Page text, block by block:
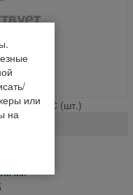
с ШС (шт.)
или
на